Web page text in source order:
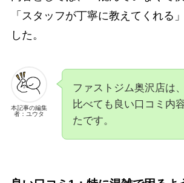
「スタッフが丁寧に教えてくれる
した。
本記事の編集
者：ユウタ
ファストジム奥沢店は
比べても良い口コミ内
たです。